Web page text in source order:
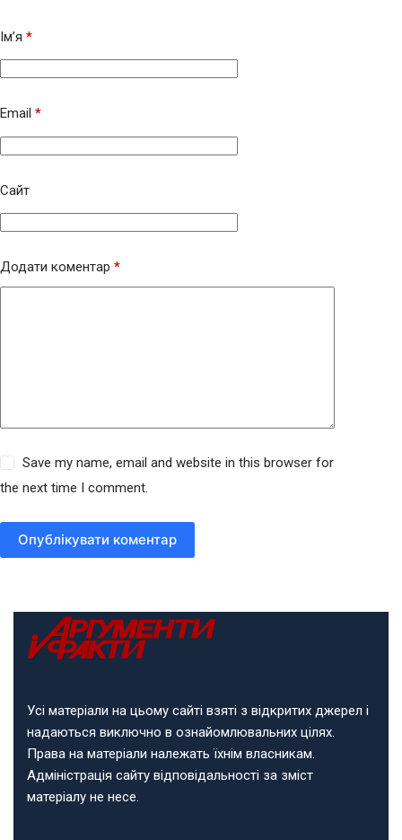
Ім’я *
Email *
Сайт
Додати коментар *
Save my name, email and website in this browser for
the next time I comment.
Опублікувати коментар
Усі матеріали на цьому сайті взяті з відкритих джерел і
надаються виключно в ознайомлювальних цілях.
Права на матеріали належать їхнім власникам.
Адміністрація сайту відповідальності за зміст
матеріалу не несе.